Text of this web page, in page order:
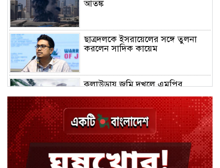
আতঙ্ক
ছাত্রদলকে ইসরায়েলের সঙ্গে তুলনা
করলেন সাদিক কায়েম
কুলাউড়ায় জমি দখলে এমপির
চুয়াডাঙ্গায় জুলাইয়ের মামলায় ছাত্রলীগ
নেতা গ্রেপ্তার